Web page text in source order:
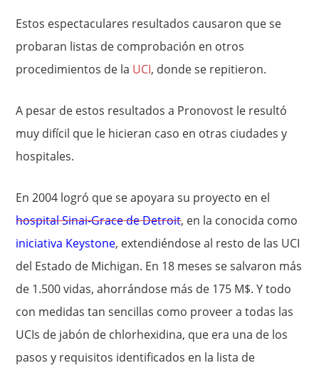
Estos espectaculares resultados causaron que se
probaran listas de comprobación en otros
procedimientos de la UCI, donde se repitieron.
A pesar de estos resultados a Pronovost le resultó
muy difícil que le hicieran caso en otras ciudades y
hospitales.
En 2004 logró que se apoyara su proyecto en el
hospital Sinai-Grace de Detroit, en la conocida como
iniciativa Keystone, extendiéndose al resto de las UCI
del Estado de Michigan. En 18 meses se salvaron más
de 1.500 vidas, ahorrándose más de 175 M$. Y todo
con medidas tan sencillas como proveer a todas las
UCIs de jabón de chlorhexidina, que era una de los
pasos y requisitos identificados en la lista de